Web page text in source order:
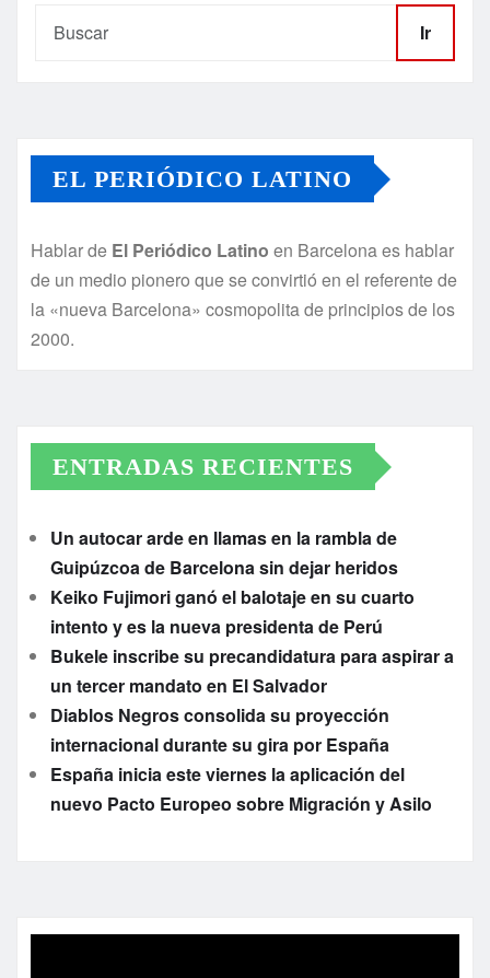
Ir
EL PERIÓDICO LATINO
Hablar de El Periódico Latino en Barcelona es hablar
de un medio pionero que se convirtió en el referente de
la «nueva Barcelona» cosmopolita de principios de los
2000.
ENTRADAS RECIENTES
Un autocar arde en llamas en la rambla de
Guipúzcoa de Barcelona sin dejar heridos
Keiko Fujimori ganó el balotaje en su cuarto
intento y es la nueva presidenta de Perú
Bukele inscribe su precandidatura para aspirar a
un tercer mandato en El Salvador
Diablos Negros consolida su proyección
internacional durante su gira por España
España inicia este viernes la aplicación del
nuevo Pacto Europeo sobre Migración y Asilo